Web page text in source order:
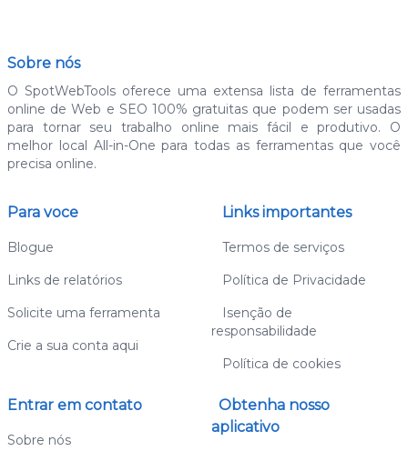
Sobre nós
O SpotWebTools oferece uma extensa lista de ferramentas
online de Web e SEO 100% gratuitas que podem ser usadas
para tornar seu trabalho online mais fácil e produtivo. O
melhor local All-in-One para todas as ferramentas que você
precisa online.
Para voce
Blogue
Links de relatórios
Solicite uma ferramenta
Crie a sua conta aqui
Links importantes
Termos de serviços
Política de Privacidade
Isenção de
responsabilidade
Política de cookies
Entrar em contato
Sobre nós
Obtenha nosso
aplicativo